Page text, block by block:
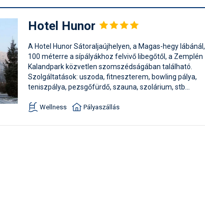
Hotel Hunor
A Hotel Hunor Sátoraljaújhelyen, a Magas-hegy lábánál,
100 méterre a sípályákhoz felvivő libegőtől, a Zemplén
Kalandpark közvetlen szomszédságában található.
Szolgáltatások: uszoda, fitneszterem, bowling pálya,
teniszpálya, pezsgőfürdő, szauna, szolárium, stb...
Wellness Pályaszállás